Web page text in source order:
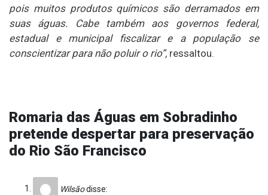
pois muitos produtos químicos são derramados em
suas águas. Cabe também aos governos federal,
estadual e municipal fiscalizar e a população se
conscientizar para não poluir o rio”, ressaltou.
Romaria das Águas em Sobradinho
pretende despertar para preservação
do Rio São Francisco
Wilsãodisse: